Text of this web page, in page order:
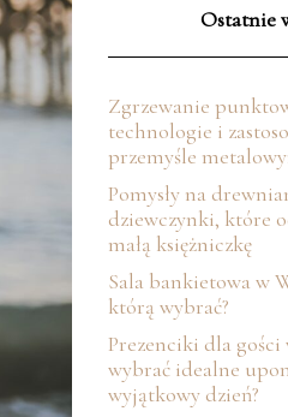
Ostatnie
Zgrzewanie
technologie i
przemyśle
Pomysły na
dziewczynki, które
małą księżniczkę
Sala bankietowa w
którą wybrać?
Prezenciki dla gości
wybrać idealne
wyjątkowy dzień?